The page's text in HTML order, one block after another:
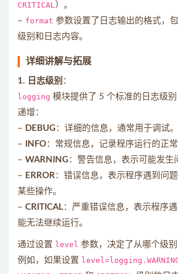
CRITICAL）。
– format 参数设置了日志输出的格式，
级别和日志内容。
详细讲解与拓展
1. 日志级别 ：
logging 模块提供了 5 个标准的日志级
递增：
– DEBUG：详细的信息，通常用于调试。
–
INFO：常规信息，记录程序运行的正常
– WARNING：警告信息，表示可能发生
– ERROR：错误信息，表示程序遇到问
某些操作。
– CRITICAL：严重错误信息，表示程序
能无法继续运行。
通过设置 level 参数，决定了从哪个级别
例如，如果设置